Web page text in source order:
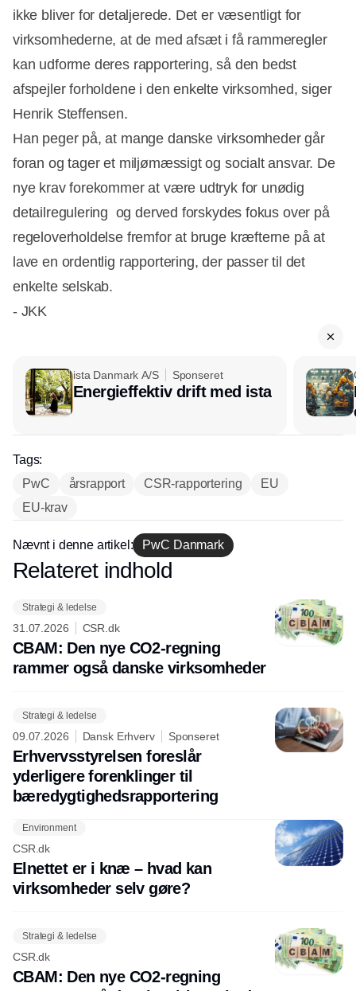
ikke bliver for detaljerede. Det er væsentligt for
virksomhederne, at de med afsæt i få rammeregler
kan udforme deres rapportering, så den bedst
afspejler forholdene i den enkelte virksomhed, siger
Henrik Steffensen.
Han peger på, at mange danske virksomheder går
foran og tager et miljømæssigt og socialt ansvar. De
nye krav forekommer at være udtryk for unødig
detailregulering  og derved forskydes fokus over på
regeloverholdelse fremfor at bruge kræfterne på at
lave en ordentlig rapportering, der passer til det
enkelte selskab.
- JKK
ista Danmark A/S Sponseret
Energieffektiv drift med ista
Tags:
PwC
årsrapport CSR-rapportering
EU
EU-krav
Nævnt i denne artikel: PwC Danmark
Annonce
Relateret indhold
Strategi & ledelse
31.07.2026 CSR.dk
CBAM: Den nye CO2-regning
rammer også danske virksomheder
Strategi & ledelse
09.07.2026 Dansk Erhverv Sponseret
Erhvervsstyrelsen foreslår
yderligere forenklinger til
bæredygtighedsrapportering
Environment
CSR.dk
Elnettet er i knæ – hvad kan
virksomheder selv gøre?
Strategi & ledelse
CSR.dk
CBAM: Den nye CO2-regning